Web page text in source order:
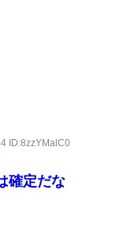
ID:8zzYMalC0
確定だな